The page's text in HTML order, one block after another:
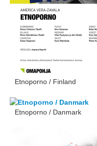
Etnoporno / Finland
Etnoporno / Danmark